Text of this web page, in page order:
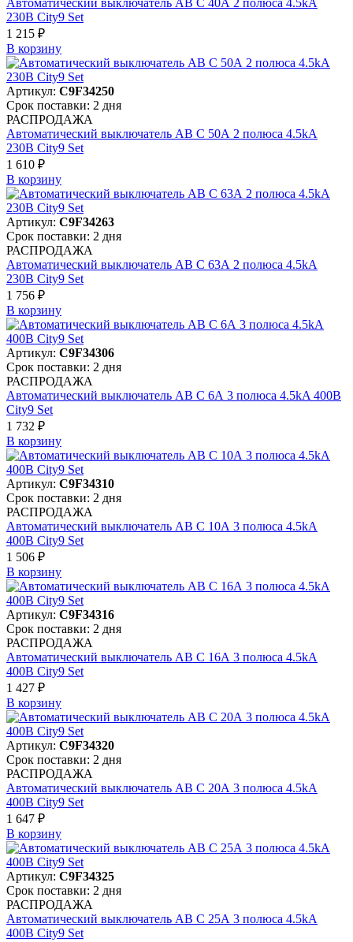
Автоматический выключатель АВ C 40А 2 полюса 4.5kA
230В City9 Set
1 215 ₽
В корзинy
Артикул: C9F34250
Срок поставки: 2 дня
РАСПРОДАЖА
Автоматический выключатель АВ C 50А 2 полюса 4.5kA
230В City9 Set
1 610 ₽
В корзинy
Артикул: C9F34263
Срок поставки: 2 дня
РАСПРОДАЖА
Автоматический выключатель АВ C 63А 2 полюса 4.5kA
230В City9 Set
1 756 ₽
В корзинy
Артикул: C9F34306
Срок поставки: 2 дня
РАСПРОДАЖА
Автоматический выключатель АВ C 6А 3 полюса 4.5kA 400В
City9 Set
1 732 ₽
В корзинy
Артикул: C9F34310
Срок поставки: 2 дня
РАСПРОДАЖА
Автоматический выключатель АВ C 10А 3 полюса 4.5kA
400В City9 Set
1 506 ₽
В корзинy
Артикул: C9F34316
Срок поставки: 2 дня
РАСПРОДАЖА
Автоматический выключатель АВ C 16А 3 полюса 4.5kA
400В City9 Set
1 427 ₽
В корзинy
Артикул: C9F34320
Срок поставки: 2 дня
РАСПРОДАЖА
Автоматический выключатель АВ C 20А 3 полюса 4.5kA
400В City9 Set
1 647 ₽
В корзинy
Артикул: C9F34325
Срок поставки: 2 дня
РАСПРОДАЖА
Автоматический выключатель АВ C 25А 3 полюса 4.5kA
400В City9 Set